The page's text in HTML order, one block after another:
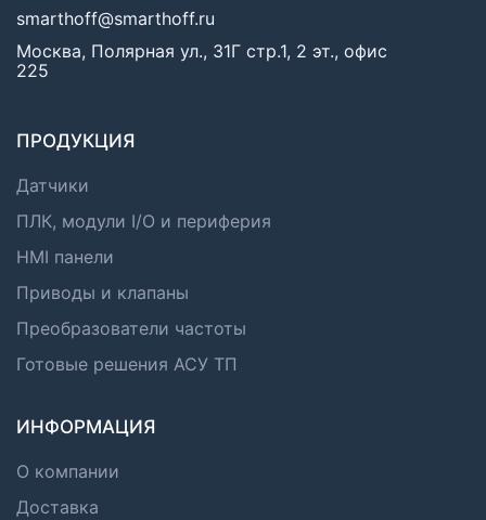
smarthoff@smarthoff.ru
Москва, Полярная ул., 31Г стр.1, 2 эт., офис
225
ПРОДУКЦИЯ
Датчики
ПЛК, модули I/O и периферия
HMI панели
Приводы и клапаны
Преобразователи частоты
Готовые решения АСУ ТП
ИНФОРМАЦИЯ
О компании
Доставка